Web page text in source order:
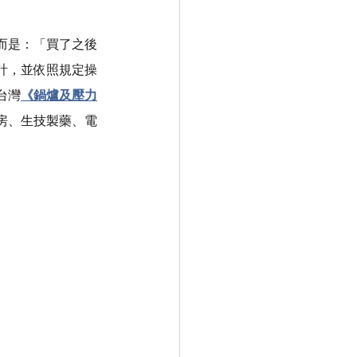
是：「買了之後
，並依照規定操
灣 《鍋爐及壓力
、生技製藥、電